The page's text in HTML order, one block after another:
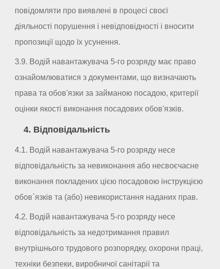
повідомляти про виявлені в процесі своєї
діяльності порушення і невідповідності і вносити
пропозиції щодо їх усунення.
3.9. Водій навантажувача 5-го розряду має право
ознайомлюватися з документами, що визначають
права та обов'язки за займаною посадою, критерії
оцінки якості виконання посадових обов'язків.
4. Відповідальність
4.1. Водій навантажувача 5-го розряду несе
відповідальність за невиконання або несвоєчасне
виконання покладених цією посадовою інструкцією
обов`язків та (або) невикористання наданих прав.
4.2. Водій навантажувача 5-го розряду несе
відповідальність за недотримання правил
внутрішнього трудового розпорядку, охорони праці,
техніки безпеки, виробничої санітарії та